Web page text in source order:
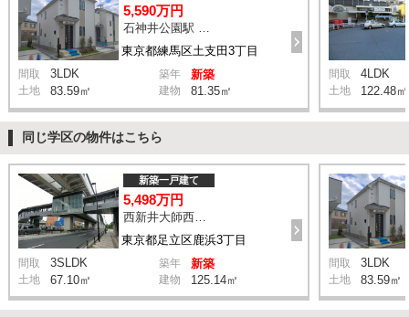
東京都練馬区土支田3丁目
5,590万円
石神井公園駅 橋戸小学校 バス15分 停歩4分
間取 3LDK 築年 新築
土地 83.59㎡ 建物 81.35㎡
間取 4LDK
土地 122.48㎡
同じ学区の物件はこちら
東京都足立区鹿浜3丁目
新築一戸建て
5,498万円
間取 3SLDK 築年 新築
土地 67.10㎡ 建物 125.14㎡
間取 3LDK
土地 83.59㎡